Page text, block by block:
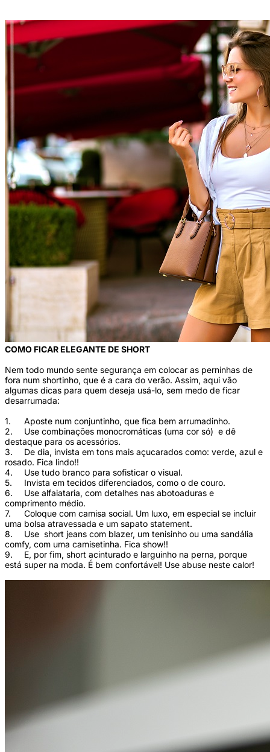
COMO FICAR ELEGANTE DE SHORT
Nem todo mundo sente segurança em colocar as perninhas de
fora num shortinho, que é a cara do verão. Assim, aqui vão
algumas dicas para quem deseja usá-lo, sem medo de ficar
desarrumada:
1.
Aposte num conjuntinho, que fica bem arrumadinho.
2.
Use combinações monocromáticas (uma cor só) e dê
destaque para os acessórios.
3.
De dia, invista em tons mais açucarados como: verde, azul e
rosado. Fica lindo!!
4.
Use tudo branco para sofisticar o visual.
5.
Invista em tecidos diferenciados, como o de couro.
6.
Use alfaiataria, com detalhes nas abotoaduras e
comprimento médio.
7.
Coloque com camisa social. Um luxo, em especial se incluir
uma bolsa atravessada e um sapato statement.
8.
Use short jeans com blazer, um tenisinho ou uma sandália
comfy, com uma camisetinha. Fica show!!
9.
E, por fim, short acinturado e larguinho na perna, porque
está super na moda. É bem confortável! Use abuse neste calor!